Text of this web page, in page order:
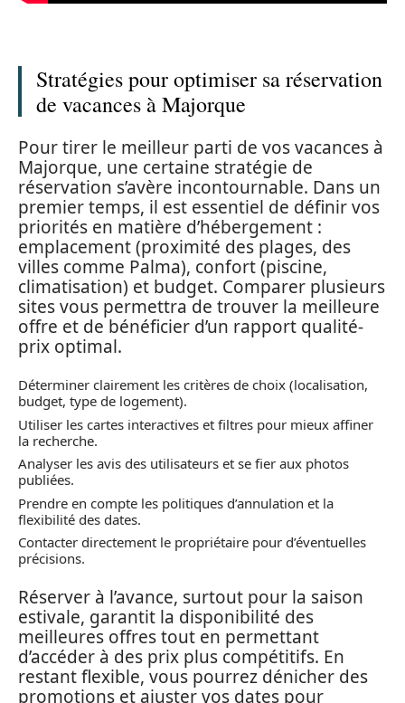
Stratégies pour optimiser sa réservation
de vacances à Majorque
Pour tirer le meilleur parti de vos vacances à
Majorque, une certaine stratégie de
réservation s’avère incontournable. Dans un
premier temps, il est essentiel de définir vos
priorités en matière d’hébergement :
emplacement (proximité des plages, des
villes comme Palma), confort (piscine,
climatisation) et budget. Comparer plusieurs
sites vous permettra de trouver la meilleure
offre et de bénéficier d’un rapport qualité-
prix optimal.
Déterminer clairement les critères de choix (localisation,
budget, type de logement).
Utiliser les cartes interactives et filtres pour mieux affiner
la recherche.
Analyser les avis des utilisateurs et se fier aux photos
publiées.
Prendre en compte les politiques d’annulation et la
flexibilité des dates.
Contacter directement le propriétaire pour d’éventuelles
précisions.
Réserver à l’avance, surtout pour la saison
estivale, garantit la disponibilité des
meilleures offres tout en permettant
d’accéder à des prix plus compétitifs. En
restant flexible, vous pourrez dénicher des
promotions et ajuster vos dates pour